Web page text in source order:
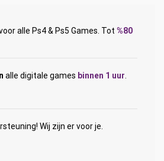
alle Ps4 & Ps5 Games. Tot %80
alle digitale games binnen 1 uur
Wij zijn er voor je.